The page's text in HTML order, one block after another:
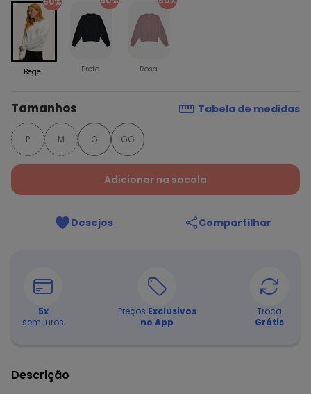
Bege Preto Rosa
Tamanhos Tabela de medidas
P M G GG
Adicionar na sacola
Desejos Compartilhar
5x
sem juros
Preços Exclusivos
no App
Troca
Grátis
Descrição